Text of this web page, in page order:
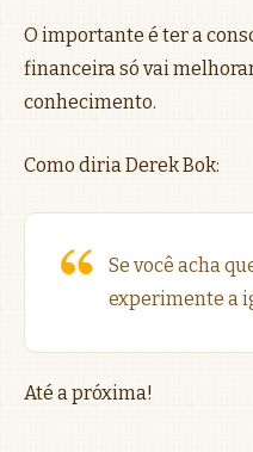
O importante é ter a
financeira só vai
conhecimento.
Como diria Derek Bok:
Se você acha
experimente a
Até a próxima!